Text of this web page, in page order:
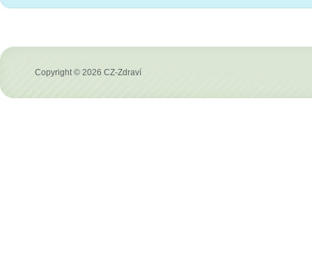
Copyright © 2026 CZ-Zdraví